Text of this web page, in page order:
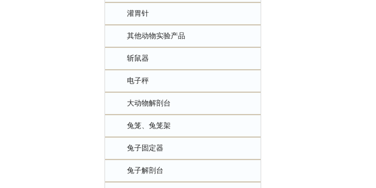
灌胃针
其他动物实验产品
斩鼠器
电子秤
大动物解剖台
兔笼、兔笼架
兔子固定器
兔子解剖台